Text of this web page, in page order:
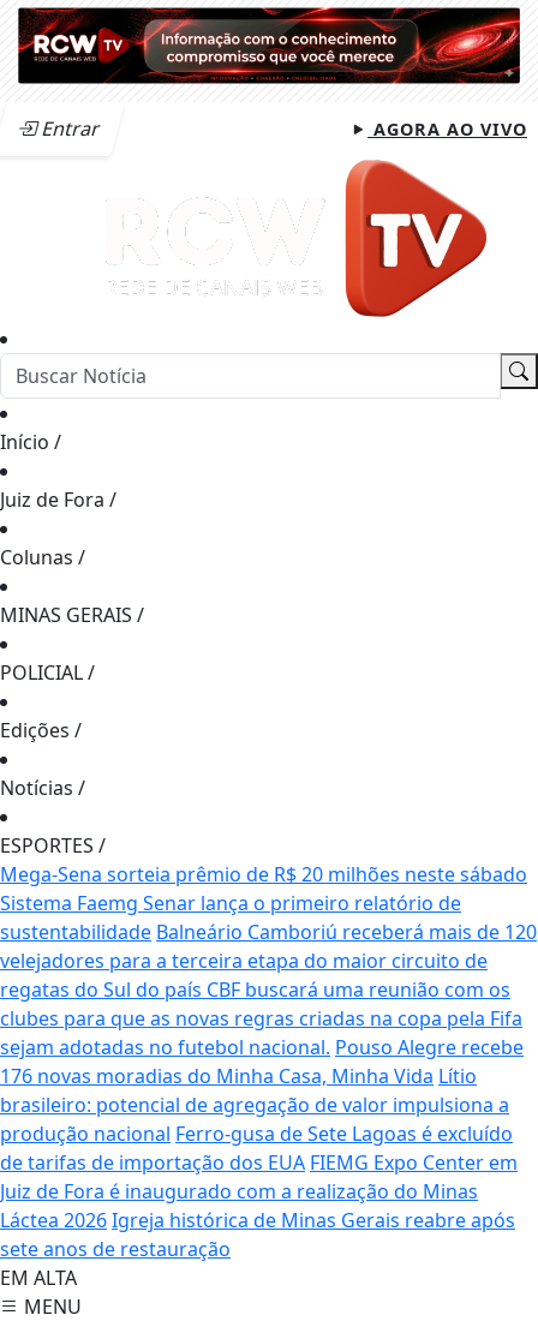
Entrar AGORA AO VIVO
Início /
Juiz de Fora /
Colunas /
MINAS GERAIS /
POLICIAL/
Edições /
Notícias /
ESPORTES /
Mega-Sena sorteia prêmio de R$ 20 milhões neste sábado
Sistema Faemg Senar lança o primeiro relatório de
sustentabilidade Balneário Camboriú receberá mais de 120
velejadores para a terceira etapa do maior circuito de
regatas do Sul do país CBF buscará uma reunião com os
clubes para que as novas regras criadas na copa pela Fifa
sejam adotadas no futebol nacional. Pouso Alegre recebe
176 novas moradias do Minha Casa, Minha Vida Lítio
brasileiro: potencial de agregação de valor impulsiona a
produção nacional Ferro-gusa de Sete Lagoas é excluído
de tarifas de importação dos EUA FIEMG Expo Center em
Juiz de Fora é inaugurado com a realização do Minas
Láctea 2026Igreja histórica de Minas Gerais reabre após
sete anos de restauração
EM ALTA
MENU